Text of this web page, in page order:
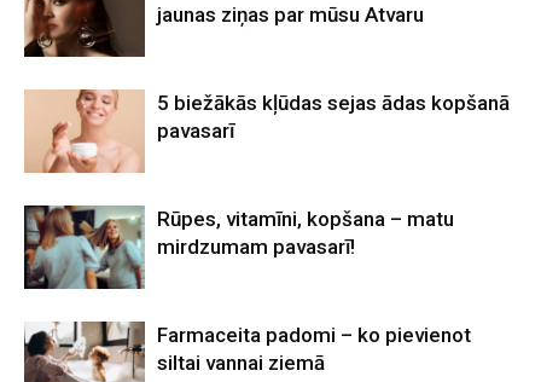
jaunas ziņas par mūsu Atvaru
5 biežākās kļūdas sejas ādas kopšanā
pavasarī
Rūpes, vitamīni, kopšana – matu
mirdzumam pavasarī!
Farmaceita padomi – ko pievienot
siltai vannai ziemā